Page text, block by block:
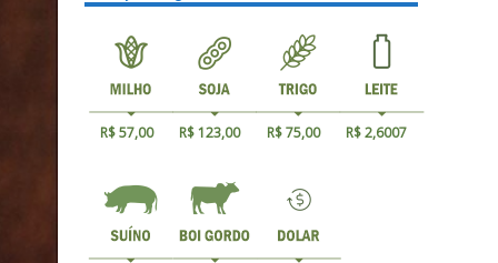
R$ 57,00 R$ 123,00 R$ 75,00 R$ 2,6007